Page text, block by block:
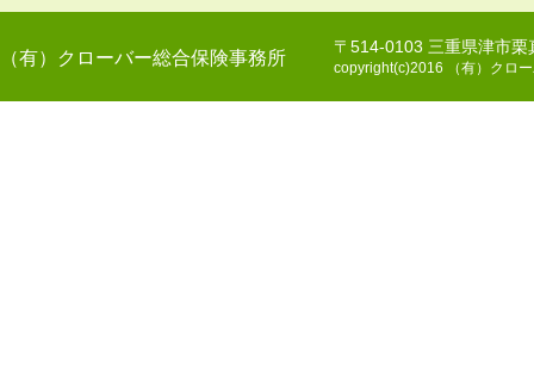
（有）クローバー総合保険事務所
〒514-0103 三重県津市
copyright(c)2016 （有）クロ